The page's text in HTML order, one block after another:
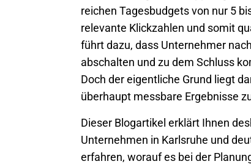
reichen Tagesbudgets von nur 5
relevante Klickzahlen und somit
führt dazu, dass Unternehmer
abschalten und zu dem Schluss
Doch der eigentliche Grund liegt
überhaupt messbare Ergebnisse
Dieser Blogartikel erklärt Ihnen
Unternehmen in Karlsruhe und
erfahren, worauf es bei der